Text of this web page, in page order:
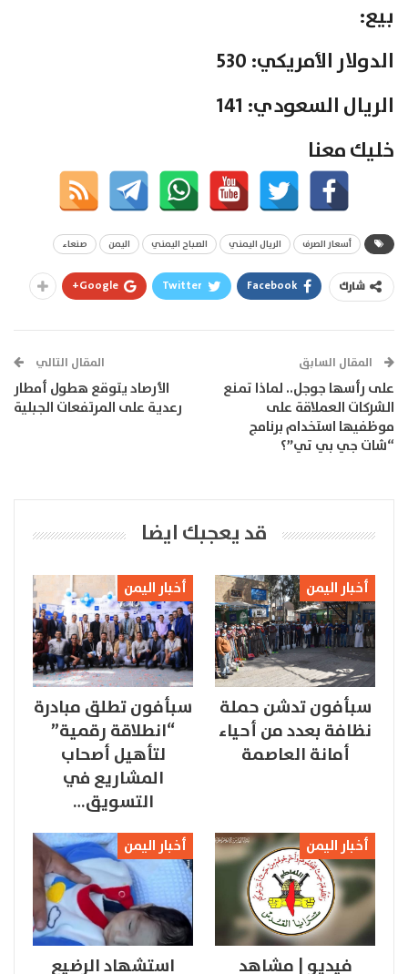
بيع:
الدولار الأمريكي: 530
الريال السعودي: 141
خليك معنا
أسعار الصرف الريال اليمني الصباح اليمني اليمن صنعاء
شارك Facebook
Twitter
Google+
المقال السابق
على رأسها جوجل.. لماذا تمنع
الشركات العملاقة على
موظفيها استخدام برنامج
“شات جي بي تي”؟
المقال التالي
الأرصاد يتوقع هطول أمطار
رعدية على المرتفعات الجبلية
قد يعجبك ايضا
أخبار اليمن
سبأفون تدشن حملة
نظافة بعدد من أحياء
أمانة العاصمة
أخبار اليمن
سبأفون تطلق مبادرة
“انطلاقة رقمية”
لتأهيل أصحاب
المشاريع في
التسويق…
أخبار اليمن
فيديو | مشاهد
أخبار اليمن
استشهاد الرضيع